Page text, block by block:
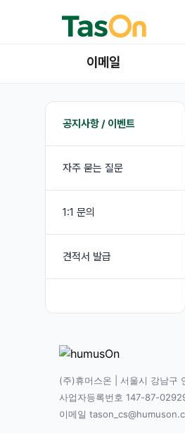
이메일
공지사항 / 이벤트
자주 묻는 질문
1:1 문의
견적서 발급
(주)휴머스온 | 서울시 강남구
사업자등록번호 147-87-
이메일